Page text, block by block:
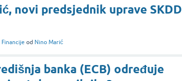
novi predsjednik uprave SKDD
Financije od Nino Marić
banka (ECB) određuje